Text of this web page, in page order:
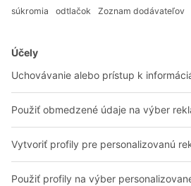
Dizajn & realizácia
+ | LOUIS
INTERNET
Táto ponuka je určená pre priemysel,
profesie na použitie pri samostatnej,